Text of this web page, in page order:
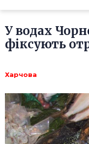
У водах
фіксують
Харчова